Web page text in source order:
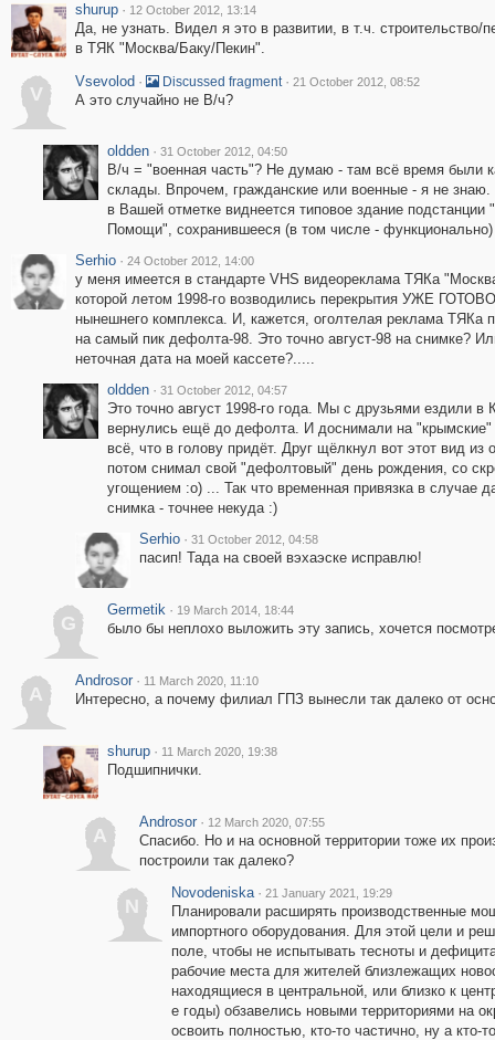
shurup · 12 October 2012, 13:14
Да, не узнать. Видел я это в развитии, в т.ч. строительство/
в ТЯК "Москва/Баку/Пекин".
V
Vsevolod · Discussed fragment · 21 October 2012, 08:52
А это случайно не В/ч?
oldden · 31 October 2012, 04:50
В/ч = "военная часть"? Не думаю - там всё время были
склады. Впрочем, гражданские или военные - я не знаю.
в Вашей отметке виднеется типовое здание подстанции
Помощи", сохранившееся (в том числе -
Serhio · 24 October 2012, 14:00
у меня имеется в стандарте VHS видеореклама ТЯКа
которой летом 1998-го возводились перекрытия УЖЕ
нынешнего комплекса. И, кажется, оголтелая реклама ТЯКа
на самый пик дефолта-98. Это точно август-98 на снимке?
неточная дата на моей кассете?.....
oldden · 31 October 2012, 04:57
Это точно август 1998-го года. Мы с друзьями ездили в
вернулись ещё до дефолта. И доснимали на "крымские"
всё, что в голову придёт. Друг щёлкнул вот этот вид из
потом снимал свой "дефолтовый" день рождения, со
угощением :о) ... Так что временная привязка в случае
снимка - точнее некуда :)
Serhio · 31 October 2012, 04:58
пасип! Тада на своей вэхаэске исправлю!
G
Germetik · 19 March 2014, 18:44
было бы неплохо выложить эту запись, хочется
A
Androsor · 11 March 2020, 11:10
Интересно, а почему филиал ГПЗ вынесли так далеко от
shurup · 11 March 2020, 19:38
Подшипнички.
A
Androsor · 12 March 2020, 07:55
Спасибо. Но и на основной территории тоже их
построили так далеко?
N
Novodeniska · 21 January 2021, 19:29
Планировали расширять производственные
импортного оборудования. Для этой цели и
поле, чтобы не испытывать тесноты и
рабочие места для жителей близлежащих
находящиеся в центральной, или близко к
е годы) обзавелись новыми территориями на
освоить полностью, кто-то частично, ну а